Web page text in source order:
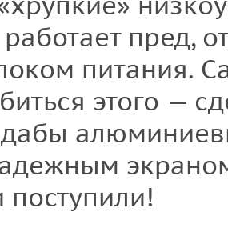
пред,
питания.
этого —
поступили!